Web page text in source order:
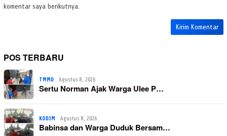
komentar saya berikutnya.
POS TERBARU
TMMD Agustus 8, 2026
Sertu Norman Ajak Warga Ulee P…
KODIM Agustus 8, 2026
Babinsa dan Warga Duduk Bersam…